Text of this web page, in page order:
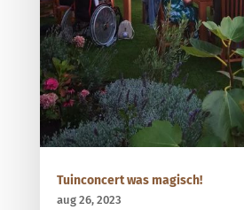
Tuinconcert was magisch!
aug 26, 2023